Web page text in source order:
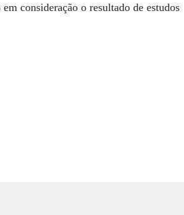
consideração o resultado de estudos